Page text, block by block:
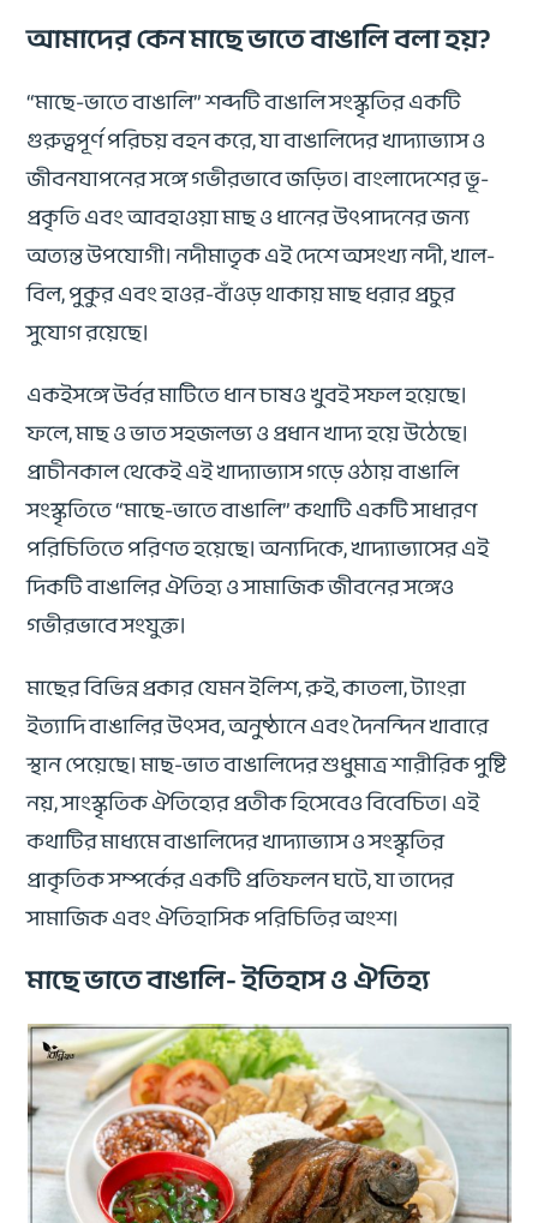
আমাদের কেন মাছে ভাতে বাঙালি বলা হয়?
“মাছে-ভাতে বাঙালি” শব্দটি বাঙালি সংস্কৃতির একটি
গুরুত্বপূর্ণ পরিচয় বহন করে, যা বাঙালিদের খাদ্যাভ্যাস ও
জীবনযাপনের সঙ্গে গভীরভাবে জড়িত। বাংলাদেশের ভূ-
প্রকৃতি এবং আবহাওয়া মাছ ও ধানের উৎপাদনের জন্য
অত্যন্ত উপযোগী। নদীমাতৃক এই দেশে অসংখ্য নদী, খাল-
বিল, পুকুর এবং হাওর-বাঁওড় থাকায় মাছ ধরার প্রচুর
সুযোগ রয়েছে।
একইসঙ্গে উর্বর মাটিতে ধান চাষও খুবই সফল হয়েছে।
ফলে, মাছ ও ভাত সহজলভ্য ও প্রধান খাদ্য হয়ে উঠেছে।
প্রাচীনকাল থেকেই এই খাদ্যাভ্যাস গড়ে ওঠায় বাঙালি
সংস্কৃতিতে “মাছে-ভাতে বাঙালি” কথাটি একটি সাধারণ
পরিচিতিতে পরিণত হয়েছে। অন্যদিকে, খাদ্যাভ্যাসের এই
দিকটি বাঙালির ঐতিহ্য ও সামাজিক জীবনের সঙ্গেও
গভীরভাবে সংযুক্ত।
মাছের বিভিন্ন প্রকার যেমন ইলিশ, রুই, কাতলা, ট্যাংরা
ইত্যাদি বাঙালির উৎসব, অনুষ্ঠানে এবং দৈনন্দিন খাবারে
স্থান পেয়েছে। মাছ-ভাত বাঙালিদের শুধুমাত্র শারীরিক পুষ্টি
নয়, সাংস্কৃতিক ঐতিহ্যের প্রতীক হিসেবেও বিবেচিত। এই
কথাটির মাধ্যমে বাঙালিদের খাদ্যাভ্যাস ও সংস্কৃতির
প্রাকৃতিক সম্পর্কের একটি প্রতিফলন ঘটে, যা তাদের
সামাজিক এবং ঐতিহাসিক পরিচিতির অংশ।
মাছে ভাতে বাঙালি- ইতিহাস ও ঐতিহ্য